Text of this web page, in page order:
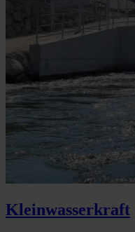
Kleinwasserkraft